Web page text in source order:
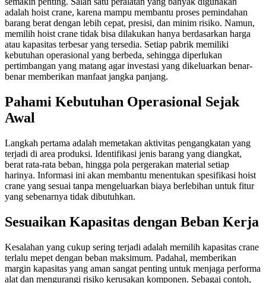
adalah hoist crane, karena mampu membantu proses pemindahan
barang berat dengan lebih cepat, presisi, dan minim risiko. Namun,
memilih hoist crane tidak bisa dilakukan hanya berdasarkan harga
atau kapasitas terbesar yang tersedia. Setiap pabrik memiliki
kebutuhan operasional yang berbeda, sehingga diperlukan
pertimbangan yang matang agar investasi yang dikeluarkan benar-
benar memberikan manfaat jangka panjang.
Pahami Kebutuhan Operasional Sejak
Awal
Langkah pertama adalah memetakan aktivitas pengangkatan yang
terjadi di area produksi. Identifikasi jenis barang yang diangkat,
berat rata-rata beban, hingga pola pergerakan material setiap
harinya. Informasi ini akan membantu menentukan spesifikasi hoist
crane yang sesuai tanpa mengeluarkan biaya berlebihan untuk fitur
yang sebenarnya tidak dibutuhkan.
Sesuaikan Kapasitas dengan Beban Kerja
Kesalahan yang cukup sering terjadi adalah memilih kapasitas crane
terlalu mepet dengan beban maksimum. Padahal, memberikan
margin kapasitas yang aman sangat penting untuk menjaga performa
alat dan mengurangi risiko kerusakan komponen. Sebagai contoh,